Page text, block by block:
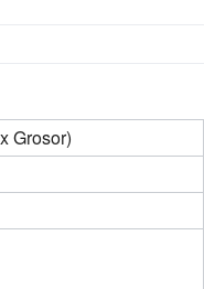
Grosor)